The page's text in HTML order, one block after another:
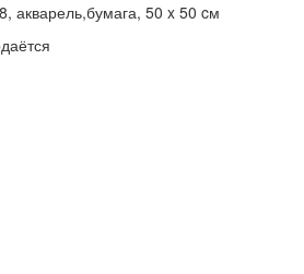
акварель,бумага, 50 x 50 cм